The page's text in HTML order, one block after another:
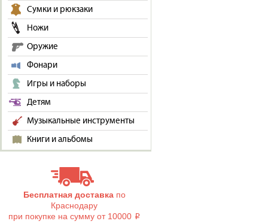
Сумки и рюкзаки
Ножи
Оружие
Фонари
Игры и наборы
Детям
Музыкальные инструменты
Книги и альбомы
Бесплатная доставкапо
Краснодару
при покупке на сумму от 10000 i